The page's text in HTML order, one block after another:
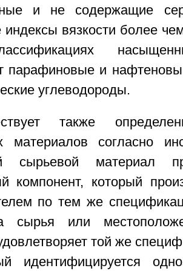
и не содержащие
вязкости более
парафиновые и
углеводороды.
также
материалов согласно
сырьевой материал
компонент, который
по тем же
сырья или
той же
идентифицируется